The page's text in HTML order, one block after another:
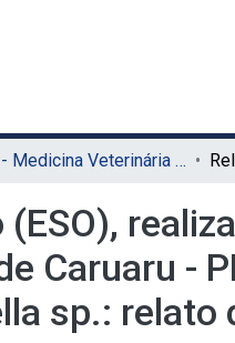
TCC - Medicina Veterinária (Sede)
Caruaru -
sp.: relato